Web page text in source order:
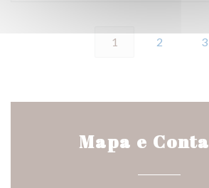
1 2 3
Mapa e